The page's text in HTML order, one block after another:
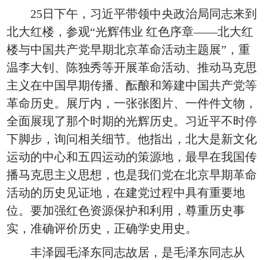
25日下午，习近平带领中央政治局同志来到
北大红楼，参观“光辉伟业 红色序章——北大红
楼与中国共产党早期北京革命活动主题展”，重
温李大钊、陈独秀等开展革命活动、推动马克思
主义在中国早期传播、酝酿和筹建中国共产党等
革命历史。展厅内，一张张图片、一件件文物，
全面展现了那个时期的光辉历史。习近平不时停
下脚步，询问相关细节。他指出，北大是新文化
运动的中心和五四运动的策源地，最早在我国传
播马克思主义思想，也是我们党在北京早期革命
活动的历史见证地，在建党过程中具有重要地
位。要加强红色资源保护和利用，尊重历史事
实，准确评价历史，正确学史用史。
丰泽园毛泽东同志故居，是毛泽东同志从